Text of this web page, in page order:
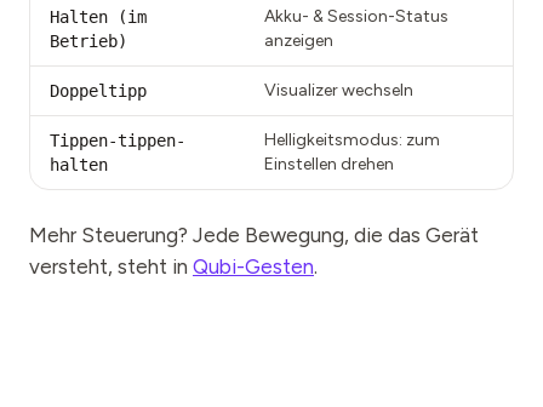
Halten (im
Betrieb)
Akku- & Session-Status
anzeigen
Doppeltipp Visualizer wechseln
Tippen-tippen-
halten
Helligkeitsmodus: zum
Einstellen drehen
Mehr Steuerung? Jede Bewegung, die das Gerät
versteht, steht in Qubi-Gesten.